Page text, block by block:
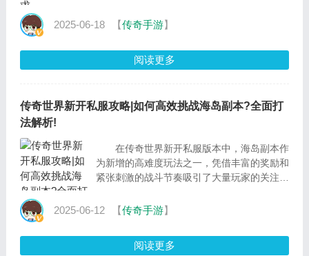
本不断更
2025-06-18 【传奇手游】
阅读更多
传奇世界新开私服攻略|如何高效挑战海岛副本?全面打
法解析!
在传奇世界新开私服版本中，海岛副本作
为新增的高难度玩法之一，凭借丰富的奖励和
紧张刺激的战斗节奏吸引了大量玩家的关注。
集的小怪
2025-06-12 【传奇手游】
阅读更多